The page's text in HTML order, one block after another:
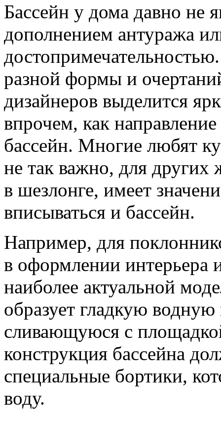
Бассейн у дома давно не
дополнением антуража
разной формы и
дизайнеров выделится
впрочем, как
бассейн. Многие любят
не так важно, для
в шезлонге, имеет
вписываться и бассейн.
Например, для
в оформлении интерьера
наиболее актуальной
образует гладкую
сливающуюся с
конструкция бассейна
специальные бортики,
воду.